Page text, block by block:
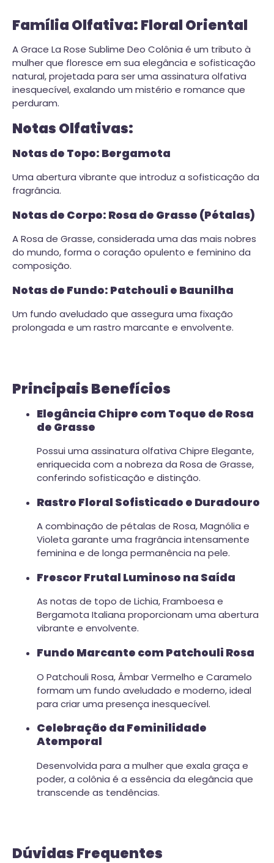
Família Olfativa: Floral Oriental
A Grace La Rose Sublime Deo Colônia é um tributo à
mulher que floresce em sua elegância e sofisticação
natural, projetada para ser uma assinatura olfativa
inesquecível, exalando um mistério e romance que
perduram.
Notas Olfativas:
Notas de Topo: Bergamota
Uma abertura vibrante que introduz a sofisticação da
fragrância.
Notas de Corpo: Rosa de Grasse (Pétalas)
A Rosa de Grasse, considerada uma das mais nobres
do mundo, forma o coração opulento e feminino da
composição.
Notas de Fundo: Patchouli e Baunilha
Um fundo aveludado que assegura uma fixação
prolongada e um rastro marcante e envolvente.
Principais Benefícios
Elegância Chipre com Toque de Rosa
de Grasse
Possui uma assinatura olfativa Chipre Elegante,
enriquecida com a nobreza da Rosa de Grasse,
conferindo sofisticação e distinção.
Rastro Floral Sofisticado e Duradouro
A combinação de pétalas de Rosa, Magnólia e
Violeta garante uma fragrância intensamente
feminina e de longa permanência na pele.
Frescor Frutal Luminoso na Saída
As notas de topo de Lichia, Framboesa e
Bergamota Italiana proporcionam uma abertura
vibrante e envolvente.
Fundo Marcante com Patchouli Rosa
O Patchouli Rosa, Âmbar Vermelho e Caramelo
formam um fundo aveludado e moderno, ideal
para criar uma presença inesquecível.
Celebração da Feminilidade
Atemporal
Desenvolvida para a mulher que exala graça e
poder, a colônia é a essência da elegância que
transcende as tendências.
Dúvidas Frequentes